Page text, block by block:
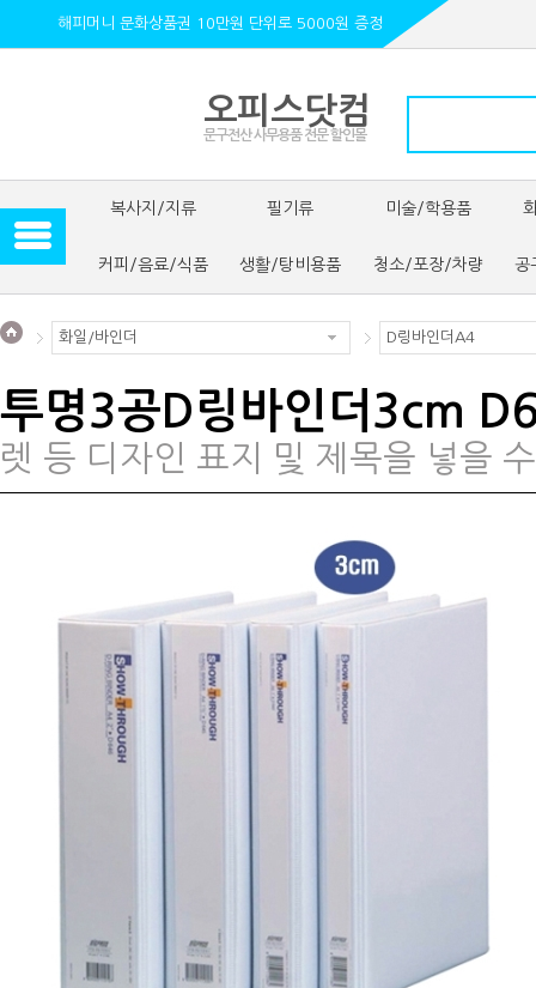
해피머니 문화상품권 10만원 단위로 5000원 증정
오피스닷컴
문구전산 사무용품 전문 할인몰
복사지/지류 필기류 미술/학용품
커피/음료/식품 생활/탕비용품 청소/포장/차량 공
화일/바인더 D링바인더A4
투명3공D링바인더3cm
렛 등 디자인 표지 및 제목을 넣을